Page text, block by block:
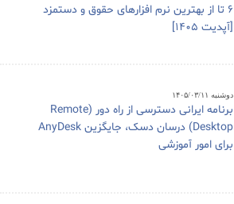
6 تا از بهترین نرم افزارهای حقوق و دستمزد
[آپدیت 1405]
دوشنبه ۱۴۰۵/۰۳/۱۱
برنامه ایرانی دسترسی از راه دور (Remote
Desktop) درسان دسک، جایگزین AnyDesk
برای امور آموزشی